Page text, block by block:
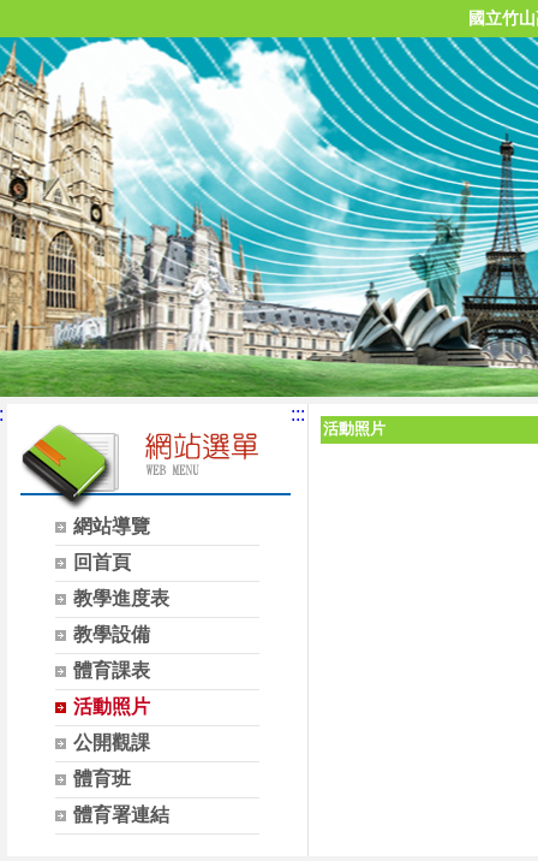
國立竹
網站導覽
回首頁
教學進度表
教學設備
體育課表
活動照片
公開觀課
體育班
體育署連結
:::
活動照片